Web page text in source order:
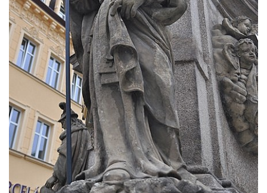
Panny Marie v Žatci
Socha sv. Judy Tadeáše u kostela
Nanebevzetí Panny Marie v Žatci
Socha svatého Františka z Assisi u kostela
Nanebevzetí Panny Marie v Žatci
Sloupová Boží muka s reliéfy ve Skalici u
České Lípy
Sloup s kaplicí (boží muka) v Rooseveltově
ulici v Českém Krumlově
Sloup s kaplicí (boží muka) v Horní ulici v
Českém Krumlově